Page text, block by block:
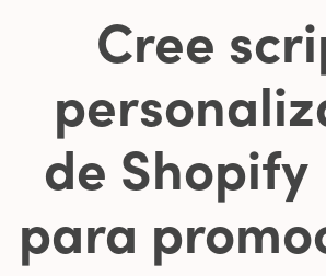
Cree
de Shopify
para